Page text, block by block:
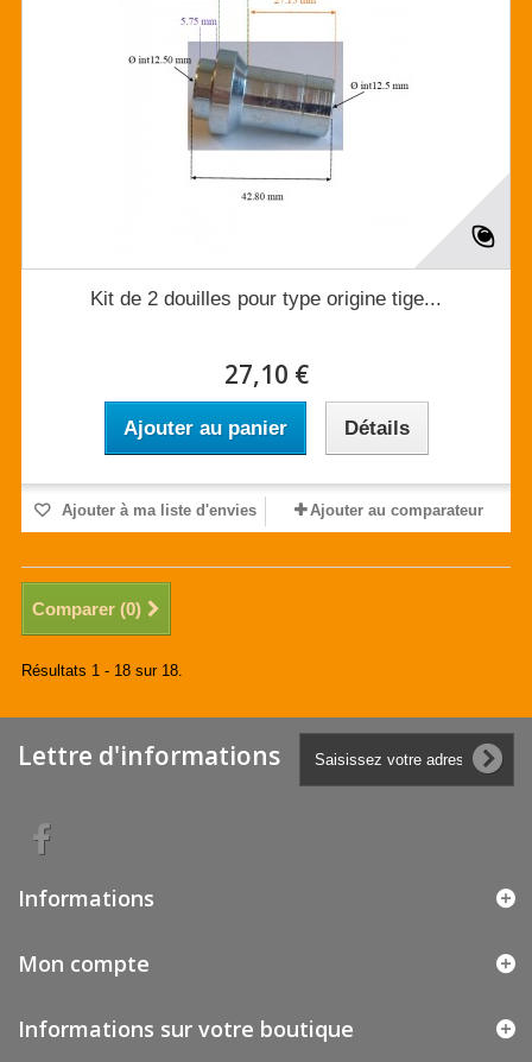
Kit de 2 douilles pour type origine tige...
27,10 €
Ajouter au panier Détails
Ajouter à ma liste d'envies Ajouter au comparateur
Comparer (0)
Résultats 1 - 18 sur 18.
Lettre d'informations
Informations
Mon compte
Informations sur votre boutique